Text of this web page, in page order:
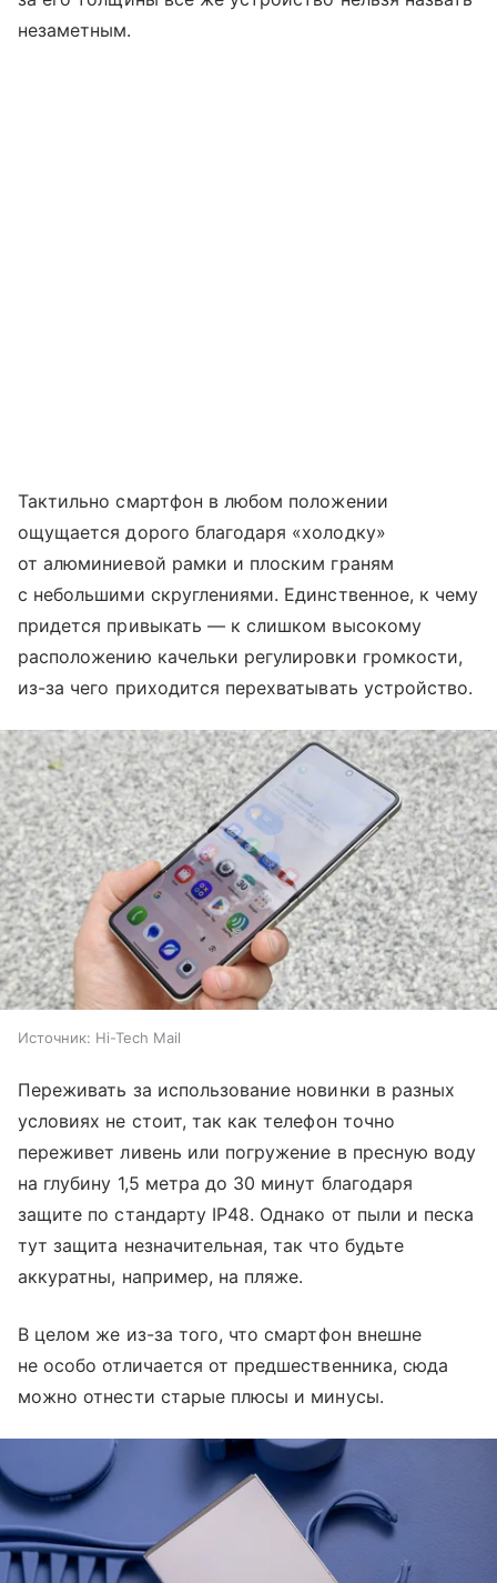
незаметным.
Тактильно смартфон в любом положении
ощущается дорого благодаря «холодку»
от алюминиевой рамки и плоским граням
с небольшими скруглениями. Единственное, к чему
придется привыкать — к слишком высокому
расположению качельки регулировки громкости,
из-за чего приходится перехватывать устройство.
Источник: Hi-Tech Mail
Переживать за использование новинки в разных
условиях не стоит, так как телефон точно
переживет ливень или погружение в пресную воду
на глубину 1,5 метра до 30 минут благодаря
защите по стандарту IP48. Однако от пыли и песка
тут защита незначительная, так что будьте
аккуратны, например, на пляже.
В целом же из-за того, что смартфон внешне
не особо отличается от предшественника, сюда
можно отнести старые плюсы и минусы.